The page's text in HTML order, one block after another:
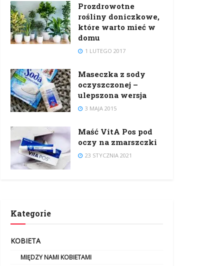
Prozdrowotne
rośliny doniczkowe,
które warto mieć w
domu
1 LUTEGO 2017
Maseczka z sody
oczyszczonej –
ulepszona wersja
3 MAJA 2015
Maść VitA Pos pod
oczy na zmarszczki
23 STYCZNIA 2021
Kategorie
KOBIETA
MIĘDZY NAMI KOBIETAMI